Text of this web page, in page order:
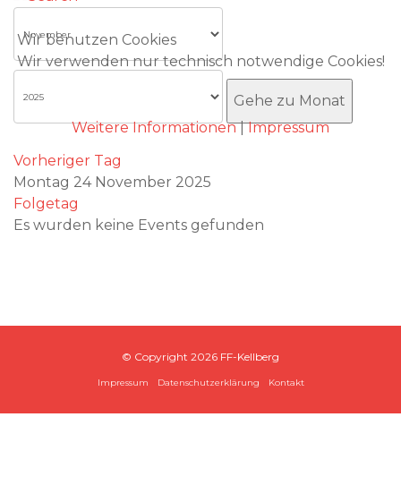
Gehe zu Monat
Vorheriger Tag
Montag 24 November 2025
Folgetag
Es wurden keine Events gefunden
© Copyright 2026 FF-Kellberg
Impressum Datenschutzerklärung Kontakt
Wir benutzen Cookies
Wir verwenden nur technisch notwendige Cookies!
Akzeptieren
Weitere Informationen|Impressum